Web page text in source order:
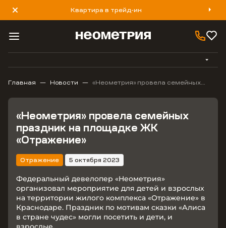
Квартира в трейд-ин
8 800 777 40 93
Главная Новости «Неометрия» провела семейных
Отражение 5 октября 2023
«Неометрия» провела семейных
праздник на площадке ЖК
«Отражение»
Федеральный девелопер «Неометрия»
организовал мероприятие для детей и взрослых
на территории жилого комплекса «Отражение» в
Краснодаре. Праздник по мотивам сказки «Алиса
в стране чудес» могли посетить и дети, и